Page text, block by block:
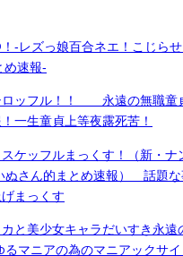
-レズっ娘百合ネエ！こじら
め速報-
ロッフル！！ 永遠の無職
一生童貞上等夜露死苦！
ケッフルまっくす！（新・ナ
ぬさん的まとめ速報） 話題な
まっくす
と美少女キャラだいすき永遠
マニアの為のマニアックサイ